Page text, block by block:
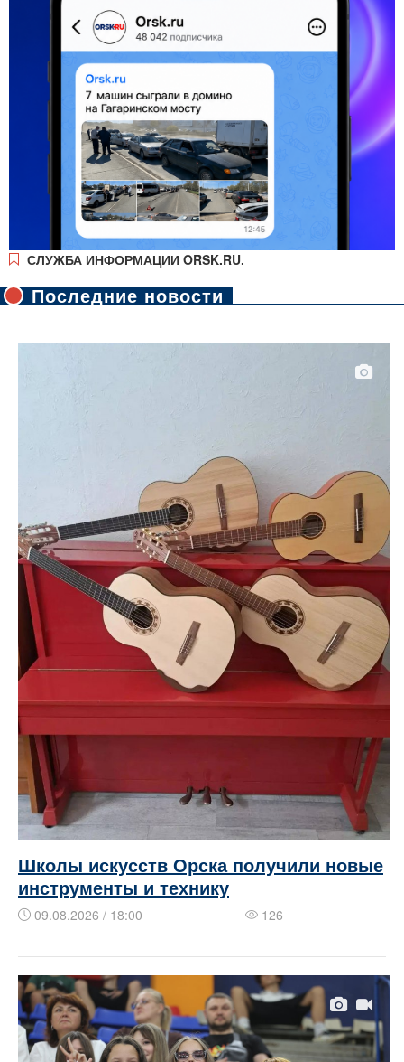
СЛУЖБА ИНФОРМАЦИИ ORSK.RU.
Последние новости
Школы искусств Орска получили новые
инструменты и технику
09.08.2026 / 18:00 126